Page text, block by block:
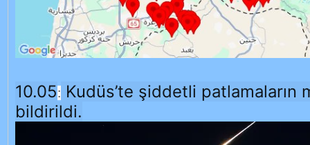
10.05:Kudüs’te şiddetli patlamaların
bildirildi.